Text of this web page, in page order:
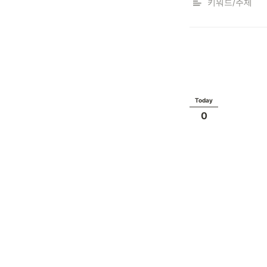
키워드/주제
Today
0